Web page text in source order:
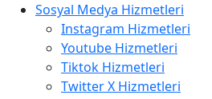
Sosyal Medya Hizmetleri
Instagram Hizmetleri
Youtube Hizmetleri
Tiktok Hizmetleri
Twitter X Hizmetleri